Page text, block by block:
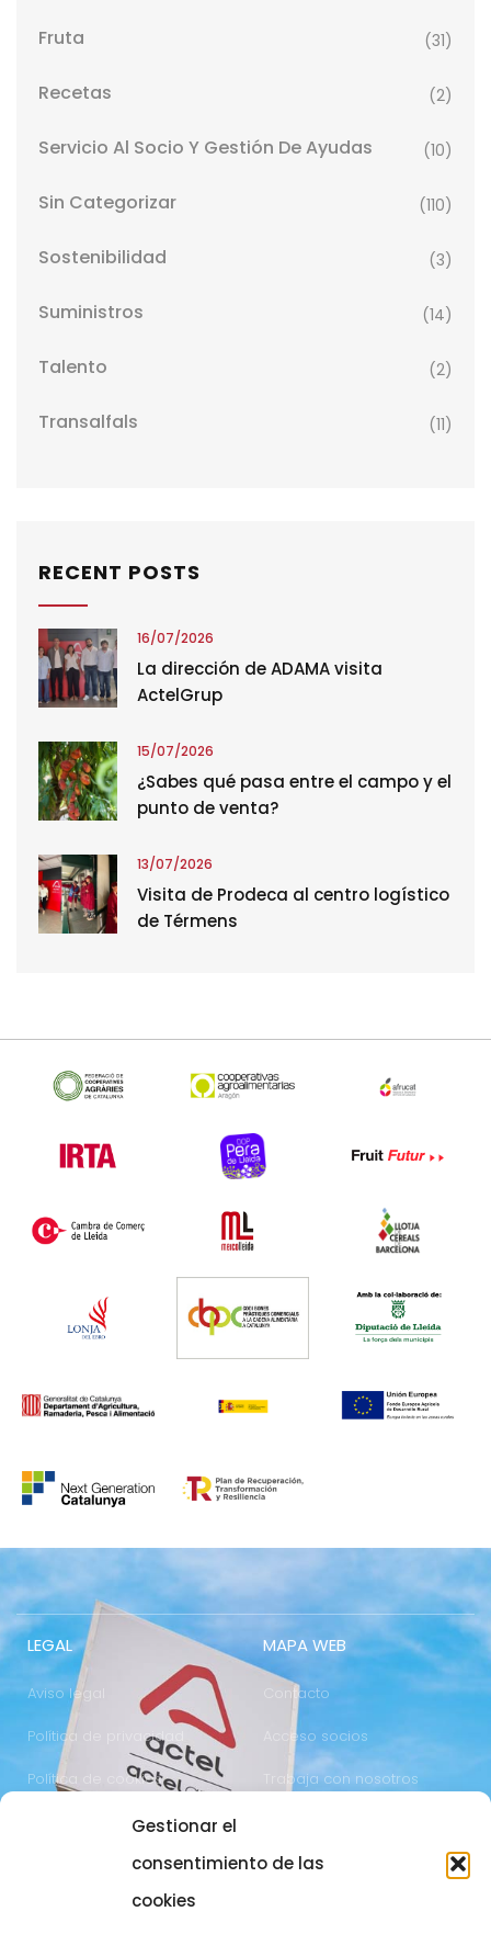
Gestionar el
consentimiento de las
cookies
Fruta (31)
Recetas (2)
Servicio Al Socio Y Gestión De Ayudas (10)
Sin Categorizar (110)
Sostenibilidad (3)
Suministros (14)
Talento (2)
Transalfals (11)
RECENT POSTS
16/07/2026
La dirección de ADAMA visita
ActelGrup
15/07/2026
¿Sabes qué pasa entre el campo y el
punto de venta?
13/07/2026
Visita de Prodeca al centro logístico
de Térmens
LEGAL
Aviso legal
Política de privacidad
Política de cookies
MAPA WEB
Contacto
Acceso socios
Trabaja con nosotros
973 700 800
actel@actel.es comunicacio@actel.es